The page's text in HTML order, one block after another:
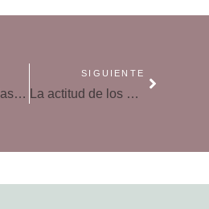
Vuelta al cole: las 3 reacciones más comunes de los niños y cómo actuar
SIGUIENTE
La actitud de los padres es lo más importante para favorecer un comportamiento crítico en internet